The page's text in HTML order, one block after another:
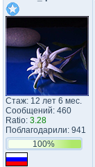
Стаж: 12 лет 6 мес.
Сообщений: 460
Ratio: 3.28
Поблагодарили: 941
100%